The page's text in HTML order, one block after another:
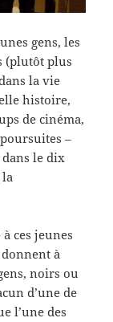
gens, les
(plutôt plus
la vie
histoire,
de cinéma,
–
le dix
la
ces jeunes
à
noirs ou
d’une de
l’une des